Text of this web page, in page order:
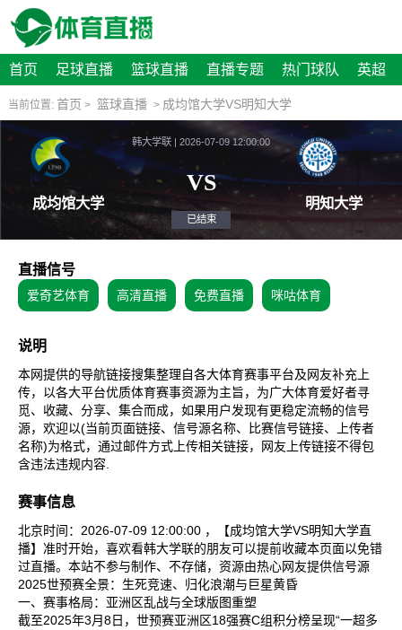
首页 足球直播 篮球直播 直播专题 热门球队 英超
当前位置: 首页 > 篮球直播 > 成均馆大学VS明知大学
韩大学联 | 2026-07-09 12:00:00
VS
直播信号
爱奇艺体育 高清直播 免费直播 咪咕体育
说明
本网提供的导航链接搜集整理自各大体育赛事平台及网友补充上
传，以各大平台优质体育赛事资源为主旨，为广大体育爱好者寻
觅、收藏、分享、集合而成，如果用户发现有更稳定流畅的信号
源，欢迎以(当前页面链接、信号源名称、比赛信号链接、上传者
名称)为格式，通过邮件方式上传相关链接，网友上传链接不得包
含违法违规内容.
赛事信息
北京时间：2026-07-09 12:00:00 ，【成均馆大学VS明知大学直
播】准时开始，喜欢看韩大学联的朋友可以提前收藏本页面以免错
过直播。本站不参与制作、不存储，资源由热心网友提供信号源
2025世预赛全景：生死竞速、归化浪潮与巨星黄昏
一、赛事格局：亚洲区乱战与全球版图重塑
截至2025年3月8日，世预赛亚洲区18强赛C组积分榜呈现“一超多